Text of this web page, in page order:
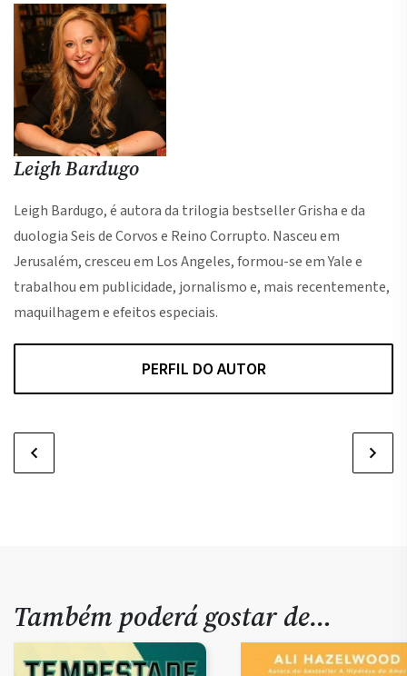
Leigh Bardugo
Leigh Bardugo, é autora da trilogia bestseller Grisha e da
duologia Seis de Corvos e Reino Corrupto. Nasceu em
Jerusalém, cresceu em Los Angeles, formou-se em Yale e
trabalhou em publicidade, jornalismo e, mais recentemente,
maquilhagem e efeitos especiais.
PERFIL DO AUTOR
Também poderá gostar de…